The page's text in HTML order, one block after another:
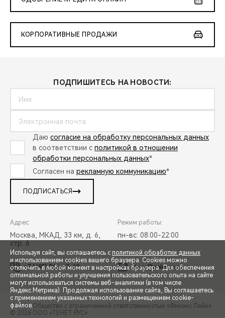
СПЕЦПРЕДЛОЖЕНИЯ
ЗАПИСЬ НА ТЕСТ-ДРАЙВ
КОРПОРАТИВНЫЕ ПРОДАЖИ
ПОДПИШИТЕСЬ НА НОВОСТИ:
Даю согласие на обработку персональных данных
в соответствии с политикой в отношении
обработки персональных данных*
Согласен на рекламную коммуникацию*
ПОДПИСАТЬСЯ
Адрес:
Москва, МКАД, 33 км, д. 6,
стр. 6
Режим работы:
пн-вс: 08:00-22:00
+7 (495) 065-37-60 chery@peleton.ru
© 2026 Общество с ограниченной ответственностью «Финанс Лайн»
© 2026 ООО «ТЕНЕТ РУС»
Используя сайт, вы соглашаетесь с политикой обработки данных
и использованием cookies вашего браузера. Cookies можно
отключить в любой момент в настройках браузера. Для обеспечения
оптимальной работы и улучшения пользовательского опыта на сайте
могут использоваться системы веб-аналитики (в том числе
Яндекс.Метрика). Продолжая использование сайта, Вы соглашаетесь
с применением указанных технологий и размещением cookie-
файлов.